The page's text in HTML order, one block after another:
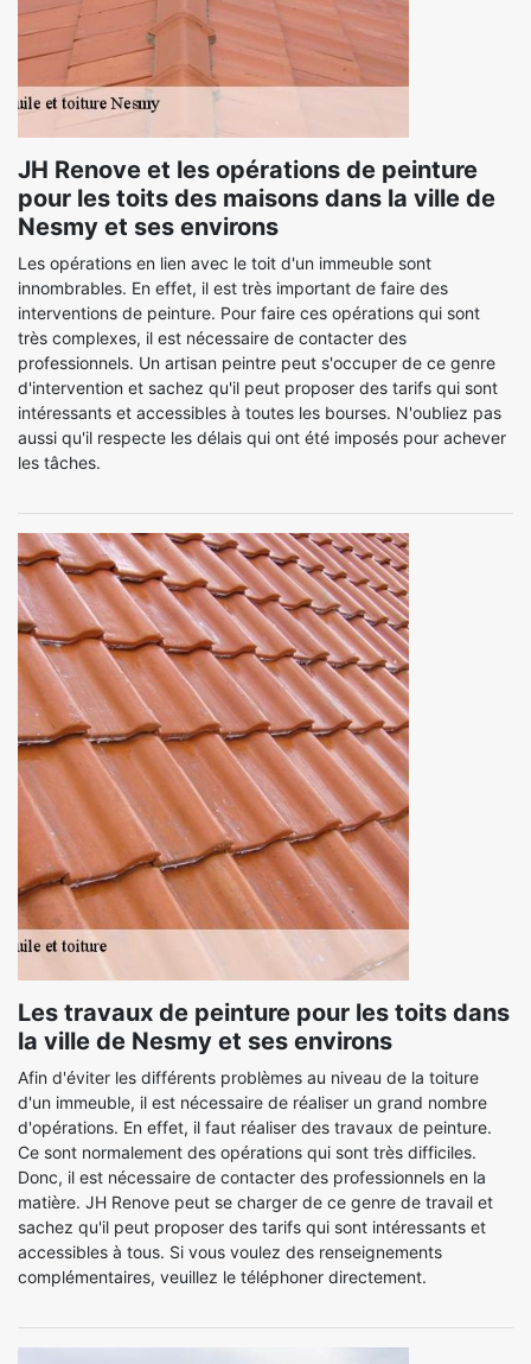
JH Renove et les opérations de peinture
pour les toits des maisons dans la ville de
Nesmy et ses environs
Les opérations en lien avec le toit d'un immeuble sont
innombrables. En effet, il est très important de faire des
interventions de peinture. Pour faire ces opérations qui sont
très complexes, il est nécessaire de contacter des
professionnels. Un artisan peintre peut s'occuper de ce genre
d'intervention et sachez qu'il peut proposer des tarifs qui sont
intéressants et accessibles à toutes les bourses. N'oubliez pas
aussi qu'il respecte les délais qui ont été imposés pour achever
les tâches.
Les travaux de peinture pour les toits dans
la ville de Nesmy et ses environs
Afin d'éviter les différents problèmes au niveau de la toiture
d'un immeuble, il est nécessaire de réaliser un grand nombre
d'opérations. En effet, il faut réaliser des travaux de peinture.
Ce sont normalement des opérations qui sont très difficiles.
Donc, il est nécessaire de contacter des professionnels en la
matière. JH Renove peut se charger de ce genre de travail et
sachez qu'il peut proposer des tarifs qui sont intéressants et
accessibles à tous. Si vous voulez des renseignements
complémentaires, veuillez le téléphoner directement.